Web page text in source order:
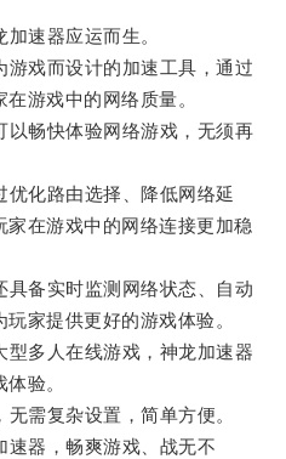
速器应运而生。
戏而设计的加速工具，通过
游戏中的网络质量。
畅快体验网络游戏，无须再
化路由选择、降低网络延
在游戏中的网络连接更加稳
备实时监测网络状态、自动
家提供更好的游戏体验。
多人在线游戏，神龙加速器
验。
需复杂设置，简单方便。
器，畅爽游戏、战无不